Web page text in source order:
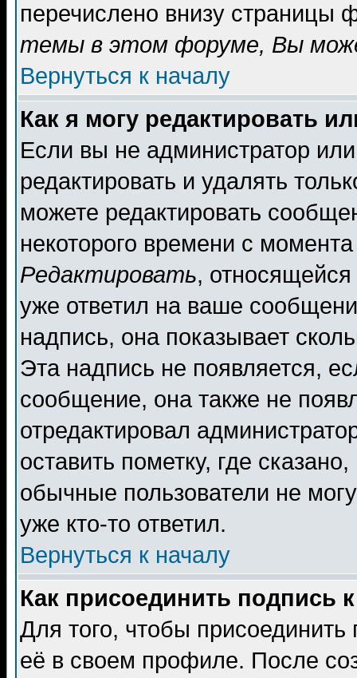
перечислено внизу страницы
темы в этом форуме, Вы
Вернуться к началу
Как я могу редактировать
Если вы не администратор
редактировать и удалять
можете редактировать
некоторого времени с
Редактировать,
уже ответил на ваше
надпись, она показывает
Эта надпись не появляется,
сообщение, она также не
отредактировал
оставить пометку, где
обычные пользователи не
уже кто-то ответил.
Вернуться к началу
Как присоединить подпись
Для того, чтобы
её в своем профиле. После